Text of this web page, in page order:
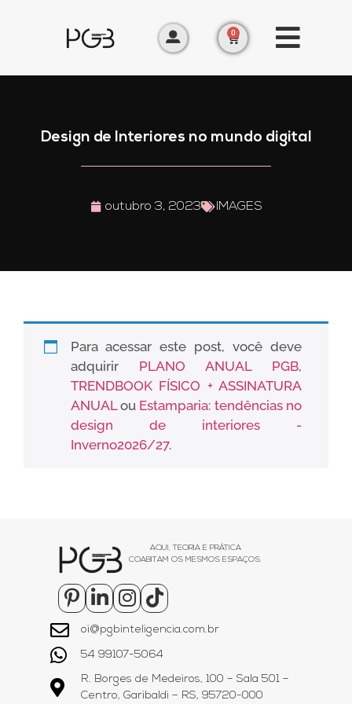
0
Design de Interiores no mundo digital
outubro 3, 2023 IMAGES
Para acessar este post, você deve
adquirir PLANO ANUAL PGB,
TRENDBOOK FÍSICO + ASSINATURA
ANUALou Estamparia: tendências no
design de interiores -
Inverno2026/27.
AQUI, TEORIA E PRÁTICA
COABITAM OS MESMOS ESPAÇOS.
oi@pgbinteligencia.com.br
54 99107-5064
R. Borges de Medeiros, 100 – Sala 501 –
Centro, Garibaldi – RS, 95720-000